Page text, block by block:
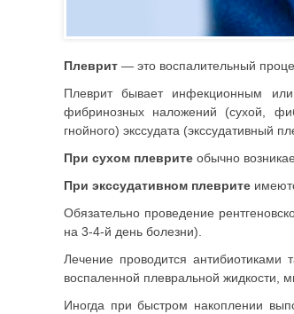
Плеврит — это воспалительный
Плеврит бывает инфекционным или
фибринозных наложений (сухой,
гнойного) экссудата (экссудативный
При сухом плеврите обычно
При экссудативном плеврите
Обязательно проведение
на 3-4-й день болезни).
Лечение проводится
воспаленной плевральной жидкости,
Иногда при быстром накоплении